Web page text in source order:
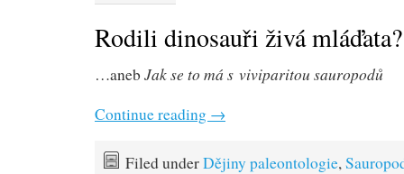
Rodili dinosauři živá mláďata?
…aneb Jak se to má s viviparitou sauropodů
Continue reading →
Filed underDějiny paleontologie,